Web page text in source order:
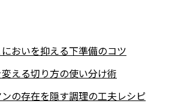
おいを抑える下準備のコツ
える切り方の使い分け術
ンの存在を隠す調理の工夫レシピ